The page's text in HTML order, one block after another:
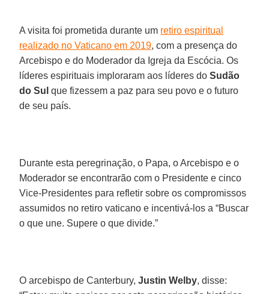
A visita foi prometida durante um retiro espiritual
realizado no Vaticano em 2019, com a presença do
Arcebispo e do Moderador da Igreja da Escócia. Os
líderes espirituais imploraram aos líderes doSudão
do Sul que fizessem a paz para seu povo e o futuro
de seu país.
Durante esta peregrinação, o Papa, o Arcebispo e o
Moderador se encontrarão com o Presidente e cinco
Vice-Presidentes para refletir sobre os compromissos
assumidos no retiro vaticano e incentivá-los a “Buscar
o que une. Supere o que divide.”
O arcebispo de Canterbury,Justin Welby, disse: